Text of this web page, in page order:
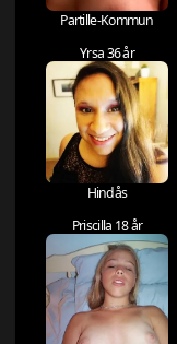
Partille-Kommun
Yrsa 36 år
Hindås
Priscilla 18 år